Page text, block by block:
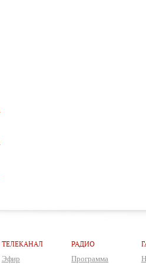
ТЕЛЕКАНАЛ
Эфир
РАДИО
Программа